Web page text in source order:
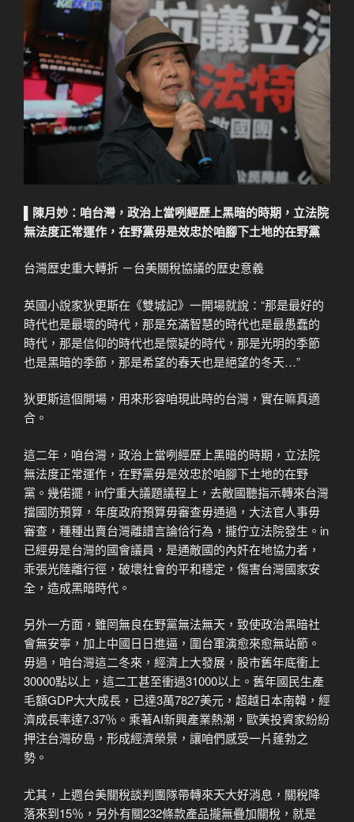
▌ 陳月妙 ： 咱台灣，政治上當咧經歷上黑暗的時期，立法院
無法度正常運作，在野黨毋是效忠於咱腳下土地的在野黨
台灣歴史重大轉折 －台美關稅協議的歴史意義
英國小說家狄更斯在《雙城記》一開場就說：“那是最好的
時代也是最壞的時代，那是充滿智慧的時代也是最愚蠢的
時代，那是信仰的時代也是懷疑的時代，那是光明的季節
也是黑暗的季節，那是希望的春天也是絕望的冬天…”
狄更斯這個開場，用來形容咱現此時的台灣，實在嘛真適
合。
這二年，咱台灣，政治上當咧經歷上黑暗的時期，立法院
無法度正常運作，在野黨毋是效忠於咱腳下土地的在野
黨。幾偌擺，in佇重大議題議程上，去敵國聽指示轉來台灣
擋國防預算，年度政府預算毋審查毋通過，大法官人事毋
審查，種種出賣台灣離譜言論佮行為，攏佇立法院發生。in
已經毋是台灣的國會議員，是通敵國的內奸在地協力者，
乖張光陸離行徑，破壞社會的平和穩定，傷害台灣國家安
全，造成黑暗時代。
另外一方面，雖罔無良在野黨無法無天，致使政治黑暗社
會無安寧，加上中國日日進逼，圍台軍演愈來愈無站節。
毋過，咱台灣這二冬來，經濟上大發展，股市舊年底衝上
30000點以上，這二工甚至衝過31000以上。舊年國民生產
毛額GDP大大成長，已達3萬7827美元，超越日本南韓，經
濟成長率達7.37％。乘著AI新興產業熱潮，歐美投資家紛紛
押注台灣矽島，形成經濟榮景，讓咱們感受一片蓬勃之
勢。
尤其，上週台美關稅談判團隊帶轉來天大好消息，關稅降
落來到15％，另外有關232條款產品攏無疊加關稅，就是